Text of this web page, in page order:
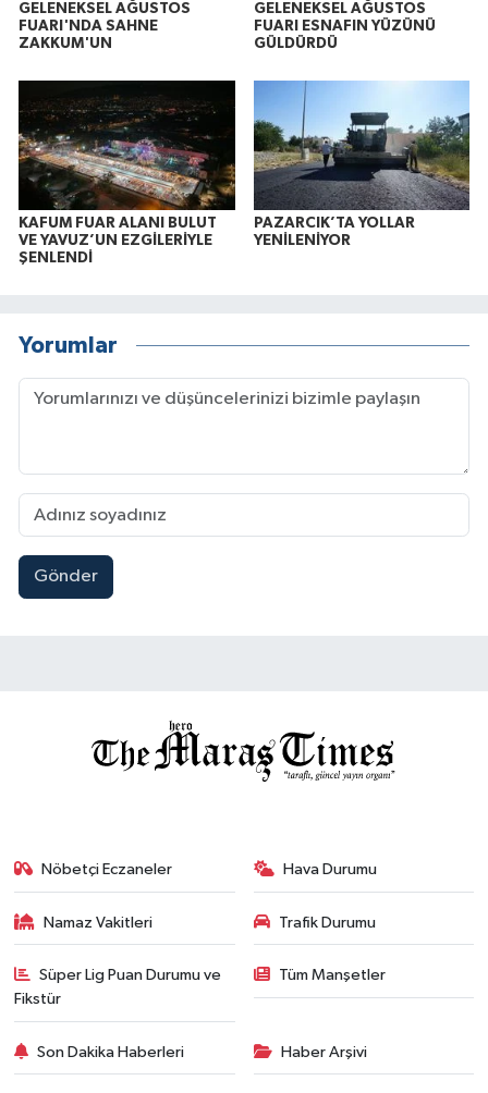
GELENEKSEL AĞUSTOS
FUARI'NDA SAHNE
ZAKKUM'UN
GELENEKSEL AĞUSTOS
FUARI ESNAFIN YÜZÜNÜ
GÜLDÜRDÜ
KAFUM FUAR ALANI BULUT
VE YAVUZ’UN EZGİLERİYLE
ŞENLENDİ
PAZARCIK’TA YOLLAR
YENİLENİYOR
Yorumlar
Gönder
Nöbetçi Eczaneler Hava Durumu
Namaz Vakitleri Trafik Durumu
Süper Lig Puan Durumu ve
Fikstür
Tüm Manşetler
Son Dakika Haberleri Haber Arşivi